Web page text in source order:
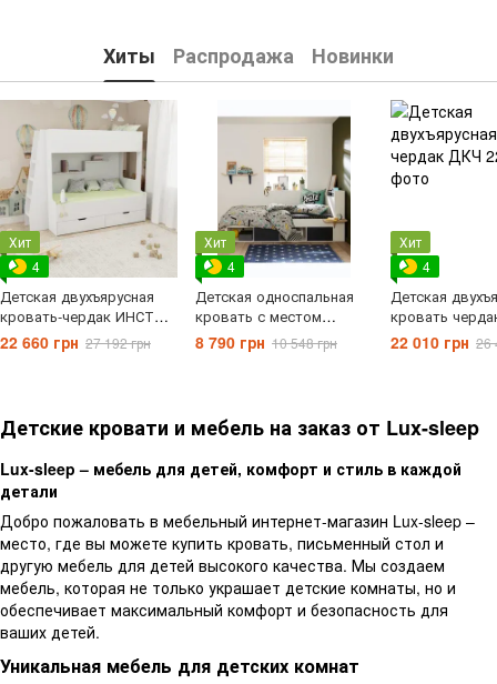
Хиты Распродажа Новинки
Хит
4
Детская двухъярусная
кровать-чердак ИНСТ
723
22 660 грн 27 192 грн
Хит
4
Детская односпальная
кровать с местом
хранения ДОК 290
8 790 грн 10 548 грн
Хит
4
Детская
кровать
22 010 грн 26
Детские кровати и мебель на заказ от Lux-sleep
Lux-sleep – мебель для детей, комфорт и стиль в каждой
детали
Добро пожаловать в мебельный интернет-магазин Lux-sleep –
место, где вы можете купить кровать, письменный стол и
другую мебель для детей высокого качества. Мы создаем
мебель, которая не только украшает детские комнаты, но и
обеспечивает максимальный комфорт и безопасность для
ваших детей.
Уникальная мебель для детских комнат